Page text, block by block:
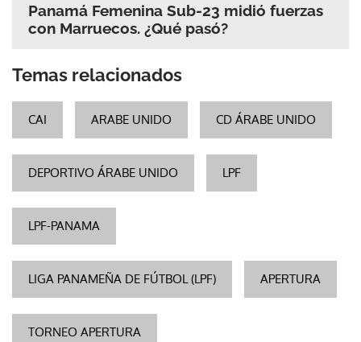
Panamá Femenina Sub-23 midió fuerzas
con Marruecos. ¿Qué pasó?
Temas relacionados
CAI ARABE UNIDO CD ÁRABE UNIDO
DEPORTIVO ÁRABE UNIDO LPF
LPF-PANAMA
LIGA PANAMEÑA DE FÚTBOL (LPF) APERTURA
TORNEO APERTURA